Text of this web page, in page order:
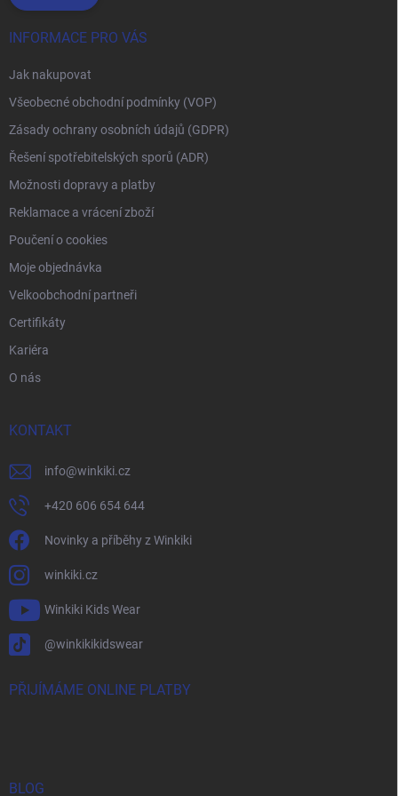
INFORMACE PRO VÁS
Jak nakupovat
Všeobecné obchodní podmínky (VOP)
Zásady ochrany osobních údajů (GDPR)
Řešení spotřebitelských sporů (ADR)
Možnosti dopravy a platby
Reklamace a vrácení zboží
Poučení o cookies
Moje objednávka
Velkoobchodní partneři
Certifikáty
Kariéra
O nás
KONTAKT
info@winkiki.cz
+420 606 654 644
Novinky a příběhy z Winkiki
winkiki.cz
Winkiki Kids Wear
@winkikikidswear
PŘIJÍMÁME ONLINE PLATBY
BLOG